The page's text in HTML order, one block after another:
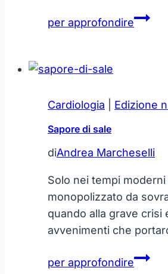
per approfondire
Cardiologia Edizione
Sapore di sale
diAndrea Marcheselli
Solo nei tempi
monopolizzato da
quando alla grave crisi
avvenimenti che
per approfondireSapore